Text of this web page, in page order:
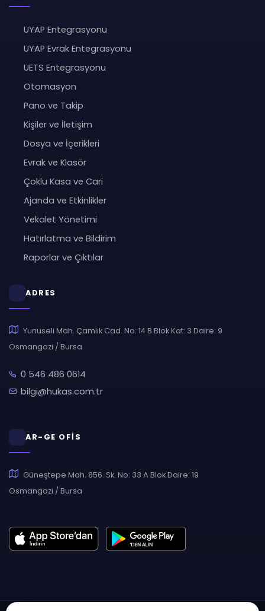
UYAP Entegrasyonu
UYAP Evrak Entegrasyonu
UETS Entegrasyonu
Otomasyon
Pano ve Takip
Kişiler ve İletişim
Dosya ve İçerikleri
Evrak ve Klasör
Çoklu Kasa ve Cari
Ajanda ve Etkinlikler
Vekalet Yönetimi
Hatırlatma ve Bildirim
Raporlar ve Çıktılar
ADRES
Yunuseli Mah. Çamlık Cad. No: 14 B Blok Kat: 3 Daire: 9
Osmangazi / Bursa
0 546 486 0614
bilgi@hukas.com.tr
AR-GE OFİS
Güneştepe Mah. 856. Sk. No: 33 A Blok Daire: 19
Osmangazi / Bursa